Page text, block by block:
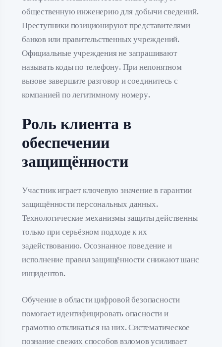
общественную инженерию для добычи сведений.
Преступники позиционируют представителями
банков или правительственных учреждений.
Официальные учреждения не запрашивают
называть коды по телефону. При непонятном
вызове завершите разговор и соединитесь с
компанией по легитимному номеру.
Роль клиента в
обеспечении
защищённости
Участник играет ключевую значение в гарантии
защищённости персональных данных.
Технологические механизмы защиты действенны
только при серьёзном подходе к их
задействованию. Осознанное поведение и
исполнение правил защищённости снижают шанс
инцидентов.
Обучение в области цифровой безопасности
помогает идентифицировать опасности и
грамотно откликаться на них. Систематическое
познание свежих способов взломов усиливает